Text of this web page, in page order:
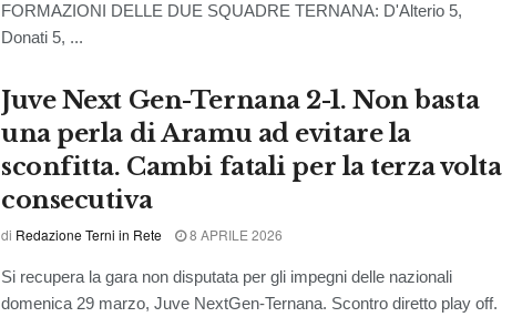
FORMAZIONI DELLE DUE SQUADRE TERNANA: D'Alterio 5,
Donati 5, ...
Juve Next Gen-Ternana 2-1. Non basta
una perla di Aramu ad evitare la
sconfitta. Cambi fatali per la terza volta
consecutiva
di Redazione Terni in Rete 8 APRILE 2026
Si recupera la gara non disputata per gli impegni delle nazionali
domenica 29 marzo, Juve NextGen-Ternana. Scontro diretto play off.